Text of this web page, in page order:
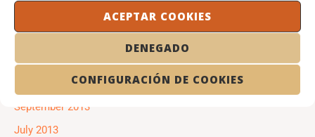
ACEPTAR COOKIES
DENEGADO
CONFIGURACIÓN DE COOKIES
December 2013
November 2013
October 2013
September 2013
July 2013